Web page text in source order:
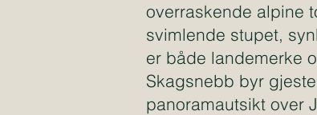
overraskende alpine
svimlende stupet,
er både landemerke
Skagsnebb byr
panoramautsikt over